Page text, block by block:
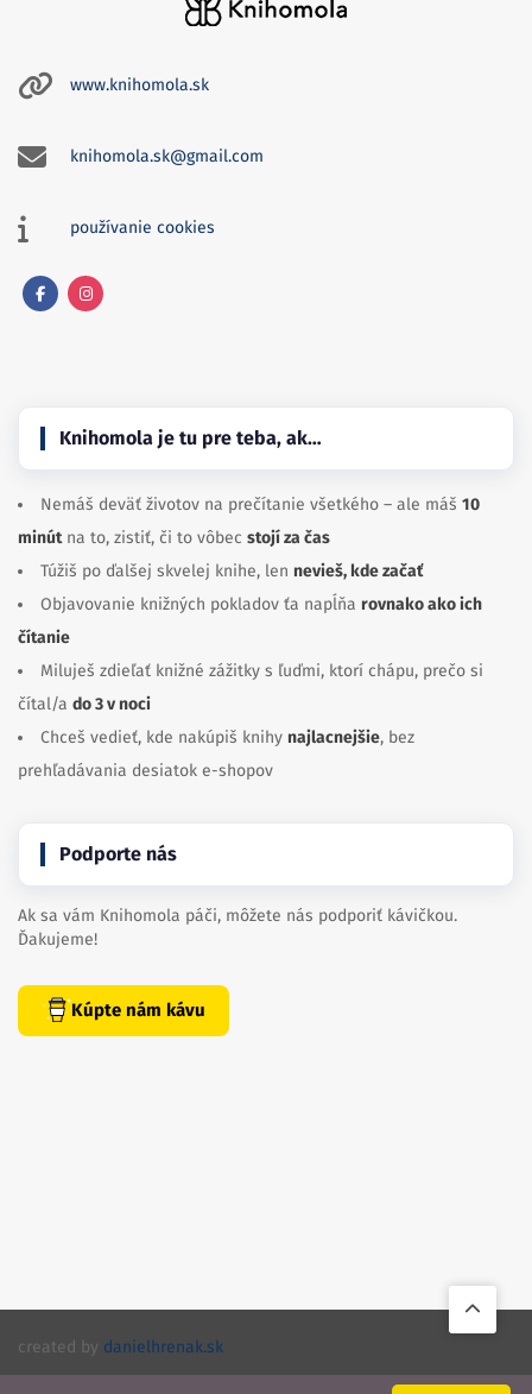
www.knihomola.sk
knihomola.sk@gmail.com
používanie cookies
Knihomola je tu pre teba, ak…
Nemáš deväť životov na prečítanie všetkého – ale máš 10
minútna to, zistiť, či to vôbec stojí za čas
Túžiš po ďalšej skvelej knihe, len nevieš, kde začať
Objavovanie knižných pokladov ťa napĺňa rovnako ako ich
čítanie
Miluješ zdieľať knižné zážitky s ľuďmi, ktorí chápu, prečo si
čítal/a do 3 v noci
Chceš vedieť, kde nakúpiš knihy najlacnejšie, bez
prehľadávania desiatok e-shopov
Podporte nás
Ak sa vám Knihomola páči, môžete nás podporiť kávičkou.
Ďakujeme!
Kúpte nám kávu
created by danielhrenak.sk